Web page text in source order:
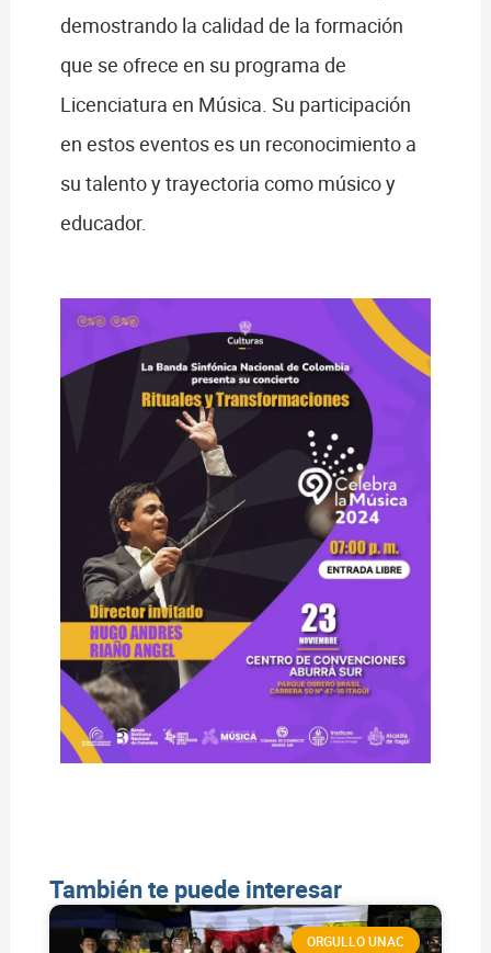
demostrando la calidad de la formación
que se ofrece en su programa de
Licenciatura en Música. Su participación
en estos eventos es un reconocimiento a
su talento y trayectoria como músico y
educador.
También te puede interesar
ORGULLO UNAC